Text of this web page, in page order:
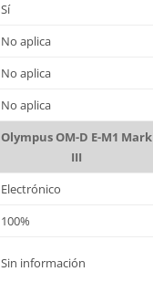
Sí
No aplica
No aplica
No aplica
Olympus OM-D E-M1 Mark
III
Electrónico
100%
Sin información